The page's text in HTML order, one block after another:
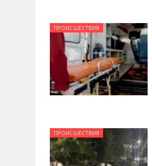
ПРОИСШЕСТВИЯ
ПРОИСШЕСТВИЯ